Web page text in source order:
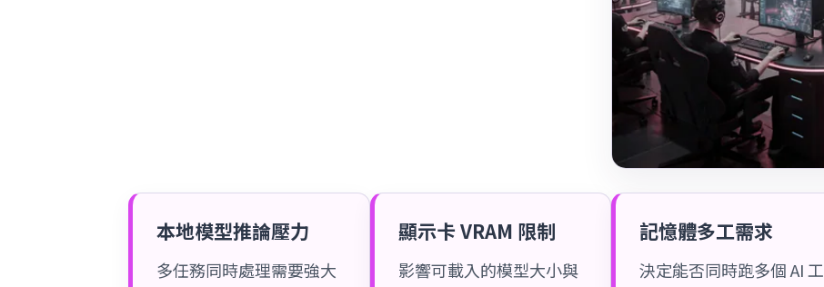
本地模型推論壓力
多任務同時處理需要強大
顯示卡 VRAM 限制
影響可載入的模型大小與
記憶體多工需求
決定能否同時跑多個 AI 工